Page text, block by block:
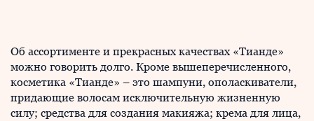
Об ассортименте и прекрасных качествах «Тианде»
можно говорить долго. Кроме вышеперечисленного,
косметика «Тианде» – это шампуни, ополаскиватели,
придающие волосам исключительную жизненную
силу; средства для создания макияжа; крема для лица,